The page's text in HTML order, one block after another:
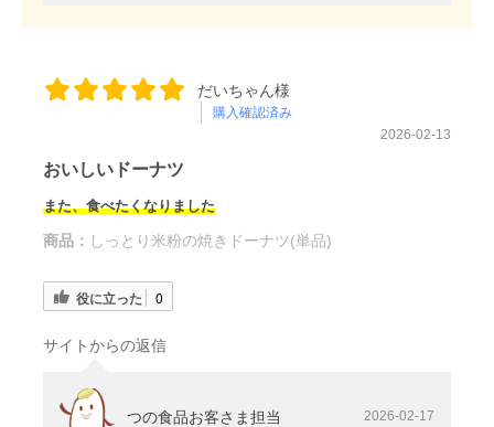
だいちゃん様
購入確認済み
2026-02-13
おいしいドーナツ
また、食べたくなりました
商品： しっとり米粉の焼きドーナツ(単品)
役に立った 0
サイトからの返信
つの食品お客さま担当 2026-02-17